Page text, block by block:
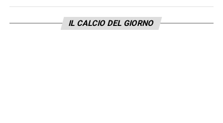
LA PLAYLIST DELLE NOSTRE TOP NEWS
IL CALCIO DEL GIORNO